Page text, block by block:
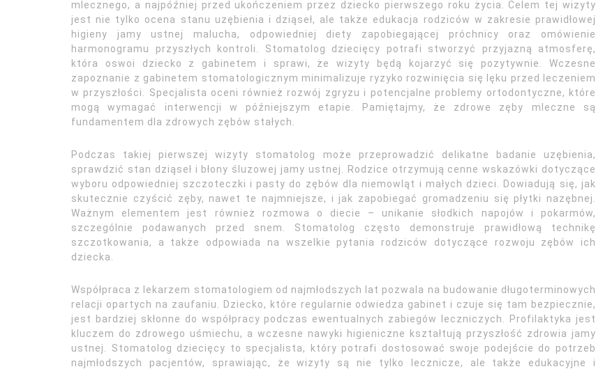
mlecznego, a najpóźniej przed ukończeniem przez dziecko pierwszego roku życia. Celem tej wizyty
jest nie tylko ocena stanu uzębienia i dziąseł, ale także edukacja rodziców w zakresie prawidłowej
higieny jamy ustnej malucha, odpowiedniej diety zapobiegającej próchnicy oraz omówienie
harmonogramu przyszłych kontroli. Stomatolog dziecięcy potrafi stworzyć przyjazną atmosferę,
która oswoi dziecko z gabinetem i sprawi, że wizyty będą kojarzyć się pozytywnie. Wczesne
zapoznanie z gabinetem stomatologicznym minimalizuje ryzyko rozwinięcia się lęku przed leczeniem
w przyszłości. Specjalista oceni również rozwój zgryzu i potencjalne problemy ortodontyczne, które
mogą wymagać interwencji w późniejszym etapie. Pamiętajmy, że zdrowe zęby mleczne są
fundamentem dla zdrowych zębów stałych.
Podczas takiej pierwszej wizyty stomatolog może przeprowadzić delikatne badanie uzębienia,
sprawdzić stan dziąseł i błony śluzowej jamy ustnej. Rodzice otrzymują cenne wskazówki dotyczące
wyboru odpowiedniej szczoteczki i pasty do zębów dla niemowląt i małych dzieci. Dowiadują się, jak
skutecznie czyścić zęby, nawet te najmniejsze, i jak zapobiegać gromadzeniu się płytki nazębnej.
Ważnym elementem jest również rozmowa o diecie – unikanie słodkich napojów i pokarmów,
szczególnie podawanych przed snem. Stomatolog często demonstruje prawidłową technikę
szczotkowania, a także odpowiada na wszelkie pytania rodziców dotyczące rozwoju zębów ich
dziecka.
Współpraca z lekarzem stomatologiem od najmłodszych lat pozwala na budowanie długoterminowych
relacji opartych na zaufaniu. Dziecko, które regularnie odwiedza gabinet i czuje się tam bezpiecznie,
jest bardziej skłonne do współpracy podczas ewentualnych zabiegów leczniczych. Profilaktyka jest
kluczem do zdrowego uśmiechu, a wczesne nawyki higieniczne kształtują przyszłość zdrowia jamy
ustnej. Stomatolog dziecięcy to specjalista, który potrafi dostosować swoje podejście do potrzeb
najmłodszych pacjentów, sprawiając, że wizyty są nie tylko lecznicze, ale także edukacyjne i